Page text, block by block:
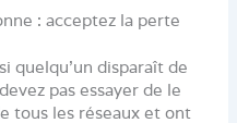
: acceptez la perte
quelqu’un disparaît de
pas essayer de le
tous les réseaux et ont